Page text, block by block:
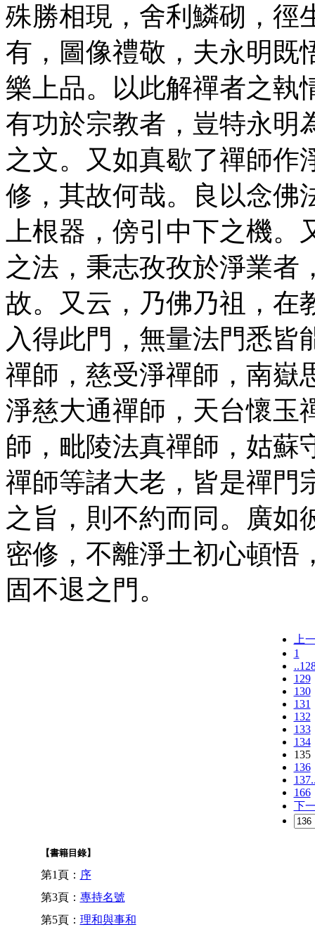
殊勝相現，舍利鱗砌，徑
有，圖像禮敬，夫永明既
樂上品。以此解禪者之執
有功於宗教者，豈特永明
之文。又如真歇了禪師作
修，其故何哉。良以念佛
上根器，傍引中下之機
之法，秉志孜孜於淨業者
故。又云，乃佛乃祖，在
入得此門，無量法門悉皆
禪師，慈受淨禪師，南嶽
淨慈大通禪師，天台懷玉
師，毗陵法真禪師，姑蘇
禪師等諸大老，皆是禪門
之旨，則不約而同。廣如
密修，不離淨土初心頓悟
固不退之門。
上
1
129
130
131
132
133
134
135
136
166
下
【書籍目錄】
第1頁： 序
第3頁： 專持名號
第5頁： 理和與事和